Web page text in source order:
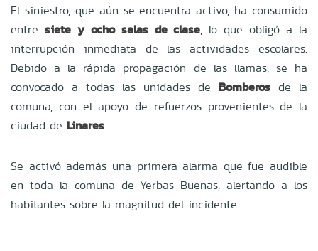
El siniestro, que aún se encuentra activo, ha consumido
entre siete y ocho salas de clase, lo que obligó a la
interrupción inmediata de las actividades escolares.
Debido a la rápida propagación de las llamas, se ha
convocado a todas las unidades de Bomberos de la
comuna, con el apoyo de refuerzos provenientes de la
ciudad de Linares.
Se activó además una primera alarma que fue audible
en toda la comuna de Yerbas Buenas, alertando a los
habitantes sobre la magnitud del incidente.